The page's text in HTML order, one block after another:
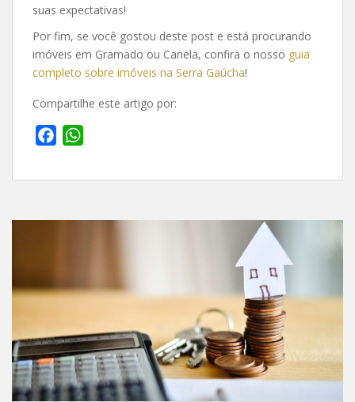
suas expectativas!
Por fim, se você gostou deste post e está procurando
imóveis em Gramado ou Canela, confira o nosso guia
completo sobre imóveis na Serra Gaúcha!
Compartilhe este artigo por:
c
b
a
s